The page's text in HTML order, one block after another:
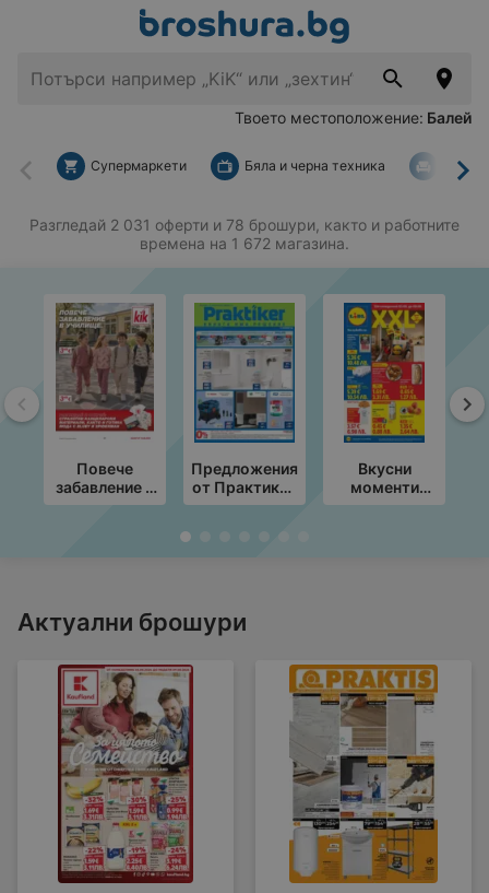
Твоето местоположение: Балей
Назад
Супермаркети Бяла и черна техника За
Разгледай 2 031 оферти и 78 брошури, както и работните
времена на 1 672 магазина.
Назад
Повече
забавление в
училище с KiK
Предложения
от Практикер
с валидност
Вкусни
моменти
край грила с
Актуални брошури